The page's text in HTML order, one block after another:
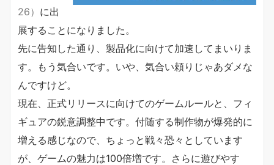
26） に出
展することになりました。
先に告知した通り、製品化に向けて加速してまいりま
す。もう気合いです。いや、気合い頼りじゃあダメな
んですけど。
現在、正式リリースに向けてのゲームルールと、フィ
ギュアの鋭意調整中です。付随する制作物が爆発的に
増える感じなので、ちょっと戦々恐々としています
が、ゲームの魅力は100倍増です。さらに遊びやす